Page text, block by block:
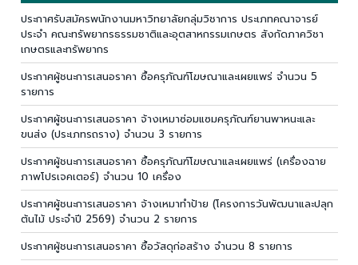
ประกาศรับสมัครพนักงานมหาวิทยาลัยกลุ่มวิชาการ ประเภทคณาจารย์
ประจำ คณะทรัพยากรธรรมชาติและอุตสาหกรรมเกษตร สังกัดภาควิชา
เกษตรและทรัพยากร
ประกาศผู้ชนะการเสนอราคา ซื้อครุภัณฑ์โฆษณาและเผยแพร่ จำนวน 5
รายการ
ประกาศผู้ชนะการเสนอราคา จ้างเหมาซ่อมแซมครุภัณฑ์ยานพาหนะและ
ขนส่ง (ประเภทรถราง) จำนวน 3 รายการ
ประกาศผู้ชนะการเสนอราคา ซื้อครุภัณฑ์โฆษณาและเผยแพร่ (เครื่องฉาย
ภาพโปรเจคเตอร์) จำนวน 10 เครื่อง
ประกาศผู้ชนะการเสนอราคา จ้างเหมาทำป้าย (โครงการวันพัฒนาและปลุก
ต้นไม้ ประจำปี 2569) จำนวน 2 รายการ
ประกาศผู้ชนะการเสนอราคา ซื้อวัสดุก่อสร้าง จำนวน 8 รายการ